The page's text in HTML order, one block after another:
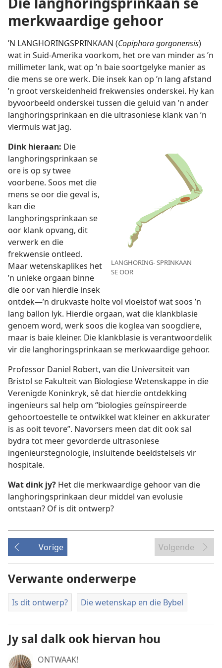
merkwaardige gehoor
’N LANGHORINGSPRINKAAN (Copiphora gorgonensis)
wat in Suid-Amerika voorkom, het ore van minder as ’n
millimeter lank, wat op ’n baie soortgelyke manier as
die mens se ore werk. Die insek kan op ’n lang afstand
’n groot verskeidenheid frekwensies onderskei. Hy kan
byvoorbeeld onderskei tussen die geluid van ’n ander
langhoringsprinkaan en die ultrasoniese klank van ’n
vlermuis wat jag.
LANGHORING- SPRINKAAN
SE OOR
Dink hieraan: Die
langhoringsprinkaan se
ore is op sy twee
voorbene. Soos met die
mens se oor die geval is,
kan die
langhoringsprinkaan se
oor klank opvang, dit
verwerk en die
frekwensie ontleed.
Maar wetenskaplikes het
’n unieke orgaan binne
die oor van hierdie insek
ontdek—’n drukvaste holte vol vloeistof wat soos ’n
lang ballon lyk. Hierdie orgaan, wat die klankblasie
genoem word, werk soos die koglea van soogdiere,
maar is baie kleiner. Die klankblasie is verantwoordelik
vir die langhoringsprinkaan se merkwaardige gehoor.
Professor Daniel Robert, van die Universiteit van
Bristol se Fakulteit van Biologiese Wetenskappe in die
Verenigde Koninkryk, sê dat hierdie ontdekking
ingenieurs sal help om “biologies geïnspireerde
gehoortoestelle te ontwikkel wat kleiner en akkurater
is as ooit tevore”. Navorsers meen dat dit ook sal
bydra tot meer gevorderde ultrasoniese
ingenieurstegnologie, insluitende beeldstelsels vir
hospitale.
Wat dink jy? Het die merkwaardige gehoor van die
langhoringsprinkaan deur middel van evolusie
ontstaan? Of is dit ontwerp?
Vorige Volgende
Verwante onderwerpe
Is dit ontwerp? Die wetenskap en die Bybel
Jy sal dalk ook hiervan hou
ONTWAAK!